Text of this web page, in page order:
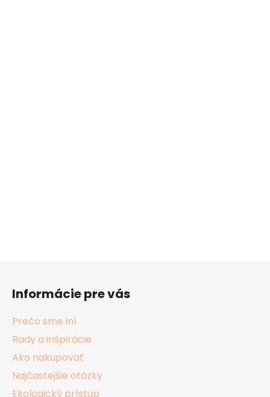
Informácie pre vás
Prečo sme iní
Rady a inšpirácie
Ako nakupovať
Najčastejšie otázky
Ekologický prístup